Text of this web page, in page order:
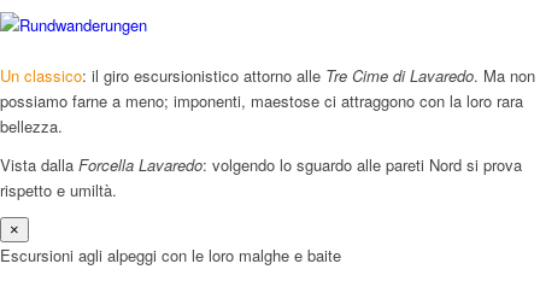
Un classico: il giro escursionistico attorno alle Tre Cime di Lavaredo. Ma non
possiamo farne a meno; imponenti, maestose ci attraggono con la loro rara
bellezza.
Vista dalla Forcella Lavaredo: volgendo lo sguardo alle pareti Nord si prova
rispetto e umiltà.
×
Escursioni agli alpeggi con le loro malghe e baite